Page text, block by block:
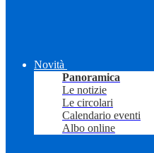
Novità
Panoramica
Le notizie
Le circolari
Calendario eventi
Albo online